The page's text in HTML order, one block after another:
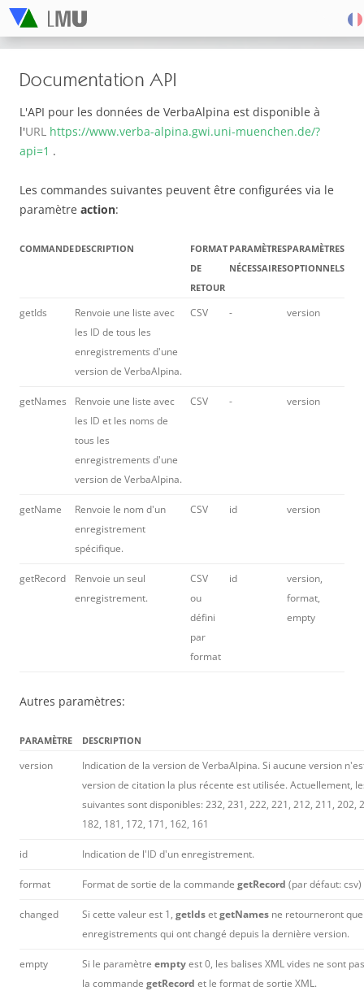
Documentation API
L'API pour les données de VerbaAlpina est disponible à
l'URL https://www.verba-alpina.gwi.uni-muenchen.de/?
api=1 .
Les commandes suivantes peuvent être configurées via le
paramètre action:
COMMANDEDESCRIPTION
FORMAT
DE
RETOUR
PARAMÈTRES
NÉCESSAIRES
PARAMÈTRES
OPTIONNELS
getIds
Renvoie une liste avec
les ID de tous les
enregistrements d'une
version de VerbaAlpina.
CSV - version
getNames
Renvoie une liste avec
les ID et les noms de
tous les
enregistrements d'une
version de VerbaAlpina.
CSV - version
getName
Renvoie le nom d'un
enregistrement
spécifique.
CSV id version
getRecord
Renvoie un seul
enregistrement.
CSV
ou
défini
par
format
id
version,
format,
empty
Autres paramètres:
PARAMÈTRE DESCRIPTION
version
Indication de la version de VerbaAlpina. Si aucune version
version de citation la plus récente est utilisée. Actuellement,
suivantes sont disponibles: 232, 231, 222, 221, 212, 211, 202,
182, 181, 172, 171, 162, 161
id Indication de l'ID d'un enregistrement.
format Format de sortie de la commande getRecord (par défaut: csv)
changed Si cette valeur est 1, getIdsetgetNames ne retourneront
enregistrements qui ont changé depuis la dernière version.
empty Si le paramètre emptyest 0, les balises XML vides ne sont
la commande getRecord et le format de sortie XML.